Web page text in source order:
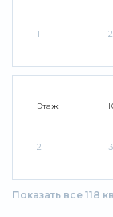
11
Этаж
2
Показать все 118